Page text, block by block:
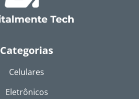
Categorias
Celulares
Eletrônicos